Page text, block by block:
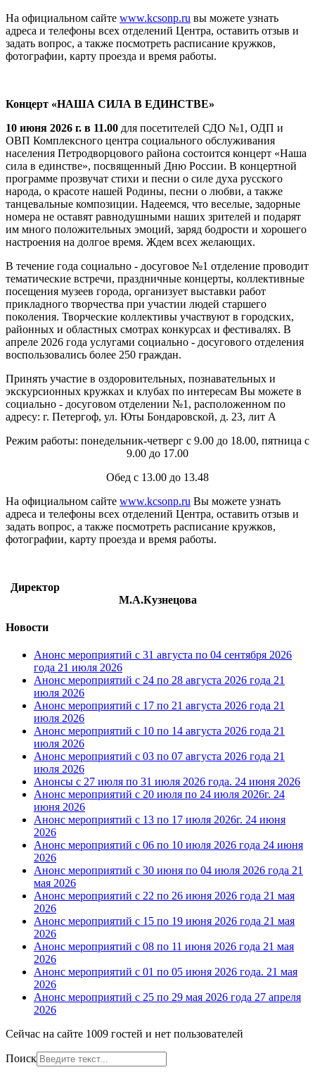
На официальном сайте www.kcsonp.ru вы можете узнать
адреса и телефоны всех отделений Центра, оставить отзыв и
задать вопрос, а также посмотреть расписание кружков,
фотографии, карту проезда и время работы.
Концерт «НАША СИЛА В ЕДИНСТВЕ»
10 июня 2026 г. в 11.00 для посетителей СДО №1, ОДП и
ОВП Комплексного центра социального обслуживания
населения Петродворцового района состоится концерт «Наша
сила в единстве», посвященный Дню России. В концертной
программе прозвучат стихи и песни о силе духа русского
народа, о красоте нашей Родины, песни о любви, а также
танцевальные композиции. Надеемся, что веселые, задорные
номера не оставят равнодушными наших зрителей и подарят
им много положительных эмоций, заряд бодрости и хорошего
настроения на долгое время. Ждем всех желающих.
В течение года социально - досуговое №1 отделение проводит
тематические встречи, праздничные концерты, коллективные
посещения музеев города, организует выставки работ
прикладного творчества при участии людей старшего
поколения. Творческие коллективы участвуют в городских,
районных и областных смотрах конкурсах и фестивалях. В
апреле 2026 года услугами социально - досугового отделения
воспользовались более 250 граждан.
Принять участие в оздоровительных, познавательных и
экскурсионных кружках и клубах по интересам Вы можете в
социально - досуговом отделении №1, расположенном по
адресу: г. Петергоф, ул. Юты Бондаровской, д. 23, лит А
Режим работы: понедельник-четверг с 9.00 до 18.00, пятница с
9.00 до 17.00
Обед с 13.00 до 13.48
На официальном сайте www.kcsonp.ru Вы можете узнать
адреса и телефоны всех отделений Центра, оставить отзыв и
задать вопрос, а также посмотреть расписание кружков,
фотографии, карту проезда и время работы.
Директор
М.А.Кузнецова
Новости
Анонс мероприятий с 31 августа по 04 сентября 2026
года 21 июля 2026
Анонс мероприятий с 24 по 28 августа 2026 года 21
июля 2026
Анонс мероприятий с 17 по 21 августа 2026 года 21
июля 2026
Анонс мероприятий с 10 по 14 августа 2026 года 21
июля 2026
Анонс мероприятий с 03 по 07 августа 2026 года 21
июля 2026
Анонсы с 27 июля по 31 июля 2026 года. 24 июня 2026
Анонс мероприятий с 20 июля по 24 июля 2026г. 24
июня 2026
Анонс мероприятий с 13 по 17 июля 2026г. 24 июня
2026
Анонс мероприятий с 06 по 10 июля 2026 года 24 июня
2026
Анонс мероприятий с 30 июня по 04 июля 2026 года 21
мая 2026
Анонс мероприятий с 22 по 26 июня 2026 года 21 мая
2026
Анонс мероприятий с 15 по 19 июня 2026 года 21 мая
2026
Анонс мероприятий с 08 по 11 июня 2026 года 21 мая
2026
Анонс мероприятий с 01 по 05 июня 2026 года. 21 мая
2026
Анонс мероприятий с 25 по 29 мая 2026 года 27 апреля
2026
Сейчас на сайте 1009 гостей и нет пользователей
Поиск